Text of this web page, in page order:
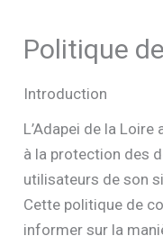
Politique
Introduction
L’Adapei de la
à la protection des
utilisateurs de son
Cette politique de
informer sur la